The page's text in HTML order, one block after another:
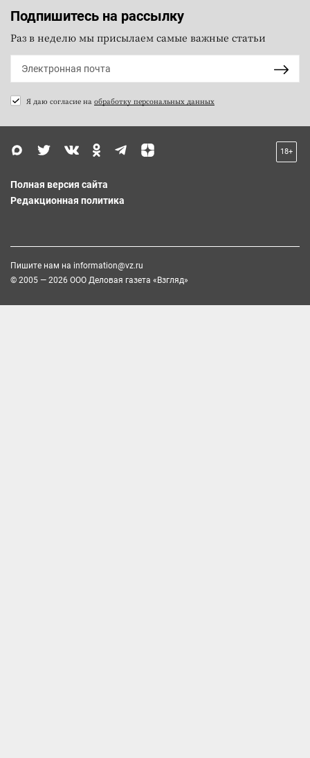
Подпишитесь на рассылку
Раз в неделю мы присылаем самые важные статьи
Я даю согласие на обработку персональных данных
18+
Полная версия сайта
Редакционная политика
Пишите нам на information@vz.ru
© 2005 — 2026 ООО Деловая газета «Взгляд»